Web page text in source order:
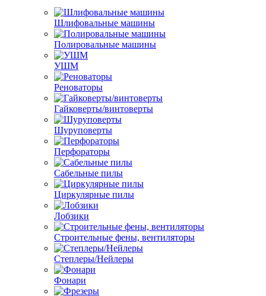
Шлифовальные машины
Полировальные машины
УШМ
Реноваторы
Гайковерты/винтоверты
Шуруповерты
Перфораторы
Сабельные пилы
Циркулярные пилы
Лобзики
Строительные фены, вентиляторы
Степлеры/Нейлеры
Фонари